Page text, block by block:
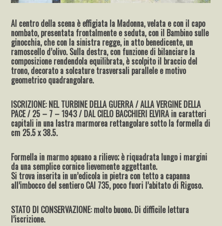
Al centro della scena è effigiata la Madonna, velata e con il capo
nombato, presentata frontalmente e seduta, con il Bambino sulle
ginocchia, che con la sinistra regge, in atto benedicente, un
ramoscello d’olivo. Sulla destra, con funzione di bilanciare la
composizione rendendola equilibrata, è scolpito il braccio del
trono, decorato a solcature trasversali parallele e motivo
geometrico quadrangolare.
ISCRIZIONE: NEL TURBINE DELLA GUERRA / ALLA VERGINE DELLA
PACE / 25 – 7 – 1943 / DAL CIELO BACCHIERI ELVIRA in caratteri
capitali in una lastra marmorea rettangolare sotto la formella di
cm 25.5 x 38.5.
Formella in marmo apuano a rilievo; è riquadrata lungo i margini
da una semplice cornice lievemente aggettante.
Si trova inserita in un’edicola in pietra con tetto a capanna
all’imbocco del sentiero CAI 735, poco fuori l’abitato di Rigoso.
STATO DI CONSERVAZIONE: molto buono. Di difficile lettura
l’iscrizione.